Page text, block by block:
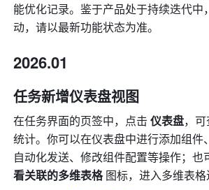
能优化记录。鉴于产品处于持续迭代中
动，请以最新功能状态为准。
2026.01
任务新增仪表盘视图
在任务界面的页签中，点击 仪表盘，
统计。你可以在仪表盘中进行添加组件
自动化发送、修改组件配置等操作；
看关联的多维表格 图标，进入多维表格